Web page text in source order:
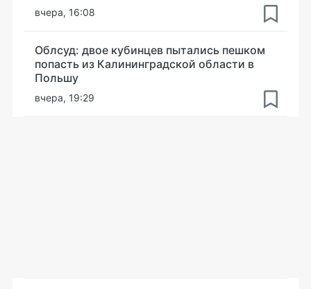
вчера, 16:08
Облсуд: двое кубинцев пытались пешком
попасть из Калининградской области в
Польшу
вчера, 19:29